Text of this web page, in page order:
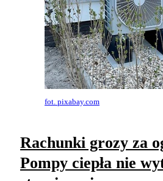
fot. pixabay.com
Rachunki grozy za
Pompy ciepła nie